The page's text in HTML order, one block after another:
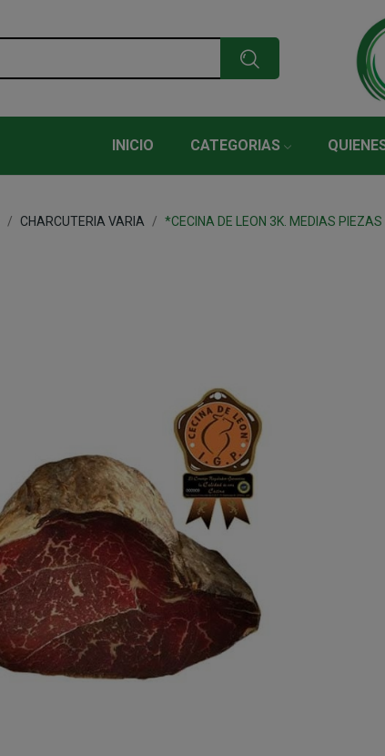
INICIO CATEGORIAS
CHARCUTERIA VARIA *CECINA DE LEON 3K. MEDIAS PIEZAS